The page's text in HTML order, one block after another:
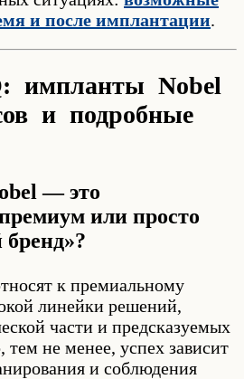
и после имплантации.
импланты Nobel
и подробные
— это
или просто
к премиальному
линейки решений,
части и предсказуемых
тем не менее, успех зависит
и соблюдения